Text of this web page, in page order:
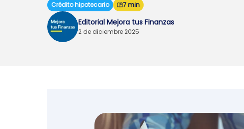
Emprendedores y
Crédito hipotecario 7 min
Editorial Mejora tus Finanzas
2 de diciembre 2025